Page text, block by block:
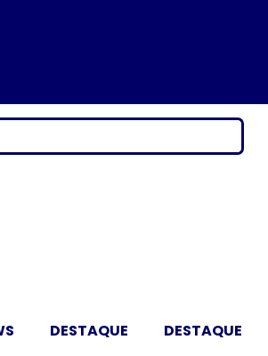
DESTAQUE DESTAQUE